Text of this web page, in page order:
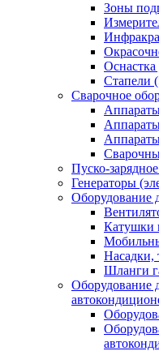
Зоны
Оснастка
Стапели
Сварочное
Пуско-
Генераторы
Оборудование
Катушки
Насадки,
Шланги
Оборудование